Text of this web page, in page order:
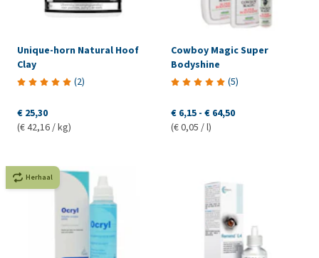
Unique-horn Natural Hoof
Clay
(2)
€ 25,30
(€ 42,16 / kg)
Cowboy Magic Super
Bodyshine
(5)
€ 6,15 - € 64,50
(€ 0,05 / l)
Herhaal